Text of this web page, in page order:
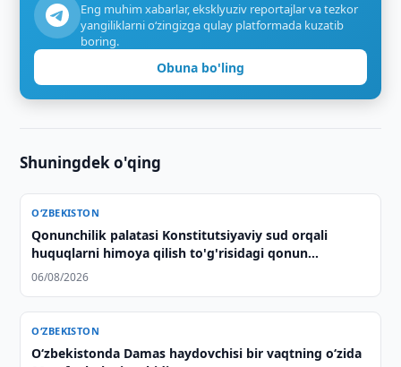
Eng muhim xabarlar, eksklyuziv reportajlar va tezkor
yangiliklarni o‘zingizga qulay platformada kuzatib
boring.
Obuna bo'ling
Shuningdek o'qing
O‘ZBEKISTON
Qonunchilik palatasi Konstitutsiyaviy sud orqali
huquqlarni himoya qilish to'g'risidagi qonun
loyihasini ma'qulladi
06/08/2026
O‘ZBEKISTON
O‘zbekistonda Damas haydovchisi bir vaqtning o‘zida